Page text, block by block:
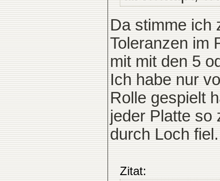
Da stimme ich
Toleranzen im
mit mit den 5
Ich habe nur
Rolle gespielt
jeder Platte so
durch Loch fiel.
Zitat: